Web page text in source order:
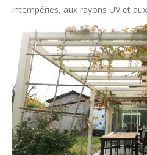
intempéries, aux rayons UV et